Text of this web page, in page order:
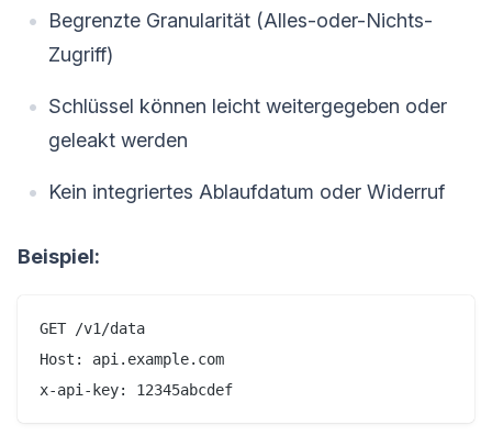
Begrenzte Granularität (Alles-oder-Nichts-
Zugriff)
Schlüssel können leicht weitergegeben oder
geleakt werden
Kein integriertes Ablaufdatum oder Widerruf
Beispiel:
GET /v1/data
Host: api.example.com